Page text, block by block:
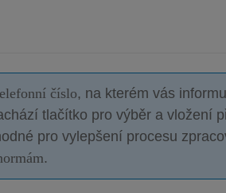
číslo, na kterém vás
tlačítko pro výběr a vložení
pro vylepšení procesu
.